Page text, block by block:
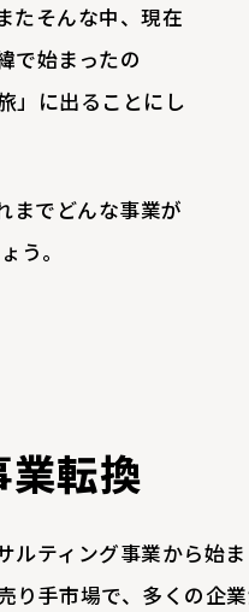
たそんな中、現在
で始まったの
」に出ることにし
までどんな事業が
う。
転換
ティング事業から始ま
手市場で、多くの企